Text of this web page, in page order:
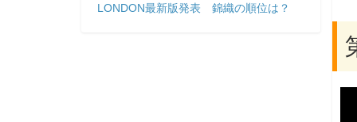
LONDON最新版発表 錦織の順位は？